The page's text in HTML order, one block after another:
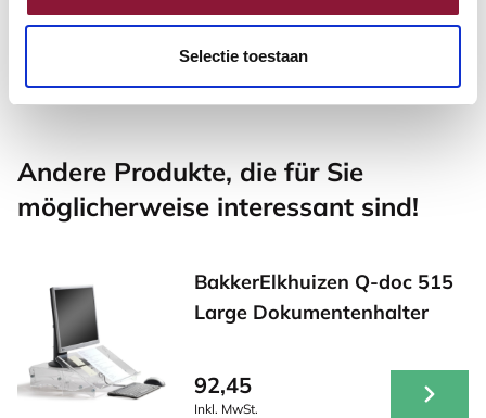
Selectie toestaan
114,66
Inkl. MwSt.
Andere Produkte, die für Sie
möglicherweise interessant sind!
BakkerElkhuizen Q-doc 515
Large Dokumentenhalter
92,45
Inkl. MwSt.